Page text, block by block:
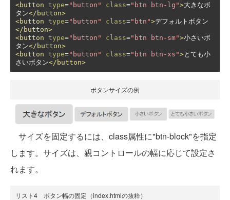
<button type="button" class="btn btn-lg">大きなボ
タン</button>
<button type="button" class="btn">デフォルトボタン
</button>
<button type="button" class="btn btn-sm">小さいボ
タン</button>
<button type="button" class="btn btn-xs">とても小
さいボタン</button>
ボタンサイズの例
サイズを固定するには、class属性に"btn-block"を指定
します。サイズは、親コントロールの幅に応じて設定さ
れます。
リスト4 ボタン幅の固定（index.htmlの抜粋）